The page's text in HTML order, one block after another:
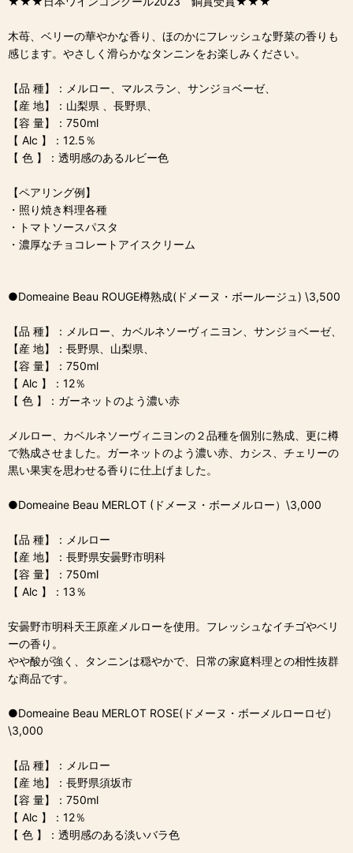
木苺、ベリーの華やかな香り、ほのかにフレッシュな野菜の香りも
感じます。やさしく滑らかなタンニンをお楽しみください。
【品 種】：メルロー、マルスラン、サンジョベーゼ、
【産 地】：山梨県 、長野県、
【容 量】：750ml
【 Alc 】：12.5％
【 色 】：透明感のあるルビー色
【ペアリング例】
・照り焼き料理各種
・トマトソースパスタ
・濃厚なチョコレートアイスクリーム
●Domeaine Beau ROUGE樽熟成(ドメーヌ・ボールージュ) \3,500
【品 種】：メルロー、カベルネソーヴィニヨン、サンジョベーゼ、
【産 地】：長野県、山梨県、
【容 量】：750ml
【 Alc 】：12％
【 色 】：ガーネットのよう濃い赤
メルロー、カベルネソーヴィニヨンの２品種を個別に熟成、更に樽
で熟成させました。ガーネットのよう濃い赤、カシス、チェリーの
黒い果実を思わせる香りに仕上げました。
●Domeaine Beau MERLOT (ドメーヌ・ボーメルロー）\3,000
【品 種】：メルロー
【産 地】：長野県安曇野市明科
【容 量】：750ml
【 Alc 】：13％
安曇野市明科天王原産メルローを使用。フレッシュなイチゴやベリ
ーの香り。
やや酸が強く、タンニンは穏やかで、日常の家庭料理との相性抜群
な商品です。
●Domeaine Beau MERLOT ROSE(ドメーヌ・ボーメルローロゼ）
\3,000
【品 種】：メルロー
【産 地】：長野県須坂市
【容 量】：750ml
【 Alc 】：12％
【 色 】：透明感のある淡いバラ色